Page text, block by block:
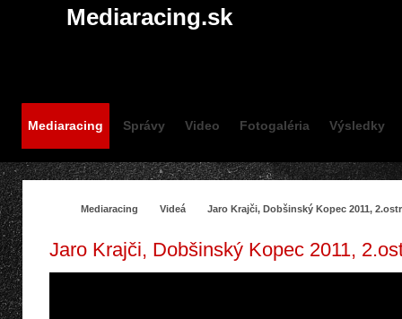
Mediaracing.sk
Mediaracing Správy Video Fotogaléria Výsledky
Mediaracing Videá Jaro Krajči, Dobšinský Kopec 2011,
Jaro Krajči, Dobšinský Kopec 2011,